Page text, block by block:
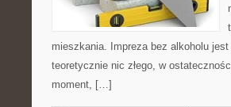
mieszkania. Impreza bez alkoholu
teoretycznie nic złego, w
moment, […]